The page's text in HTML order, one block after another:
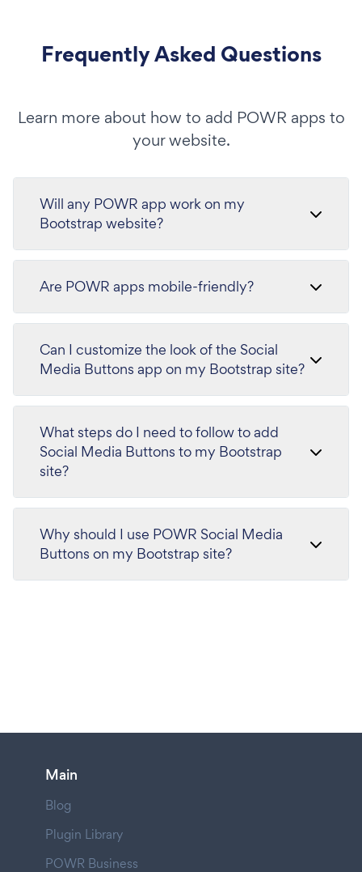
Frequently Asked Questions
Learn more about how to add POWR apps to
your website.
Will any POWR app work on my
Bootstrap website?
Are POWR apps mobile-friendly?
Can I customize the look of the Social
Media Buttons app on my Bootstrap site?
What steps do I need to follow to add
Social Media Buttons to my Bootstrap
site?
Why should I use POWR Social Media
Buttons on my Bootstrap site?
Main
Blog
Plugin Library
POWR Business